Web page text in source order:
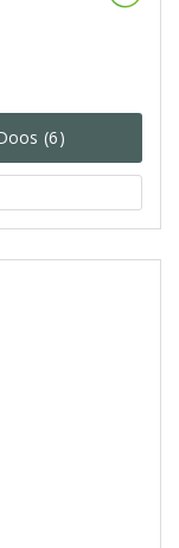
(6)